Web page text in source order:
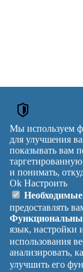
Мы используем
для улучшения
показывать вам
и понимать,
Ok Настроить
Необходимые
предоставлять
язык, настройки
использования
анализировать,
улучшить его